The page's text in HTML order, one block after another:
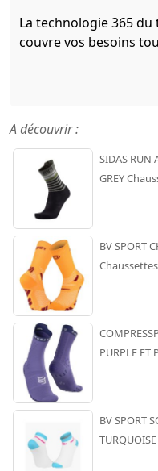
La technologie 365
couvre vos besoins
A découvrir :
SIDAS RUN
GREY
BV SPORT
PURPLE
BV SPORT